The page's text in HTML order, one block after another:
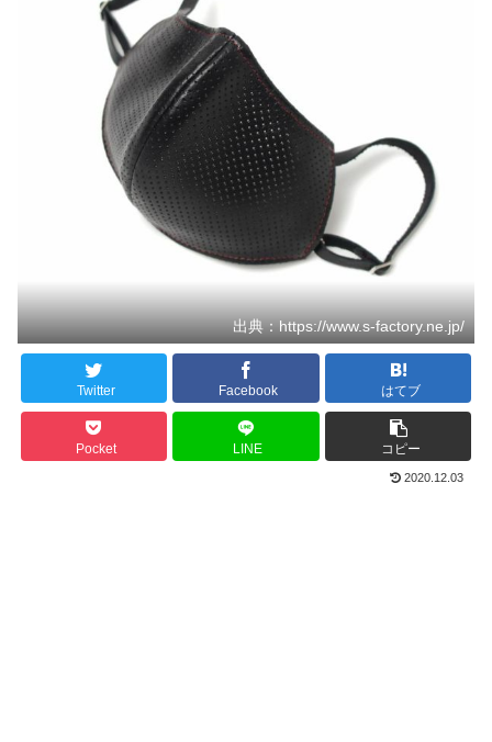
出典：https://www.s-factory.ne.jp/
Twitter Facebook はてブ
Pocket LINE コピー
2020.12.03